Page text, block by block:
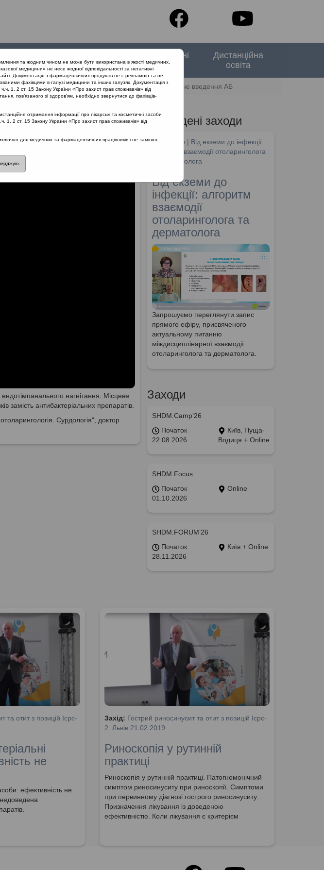
проекту
Спеціальні
випуски
Дистанційна
освіта
Перфоративний гострий отит: ендотімпамальне введення АБ
нагнітання. Місцеве
замість антибактеріальних препаратів.
Сурдологія", доктор
Проведені заходи
SHDM.info | Від екземи до інфекції:
алгоритм взаємодії отоларинголога
та дерматолога
Від екземи до
інфекції: алгоритм
взаємодії
отоларинголога та
дерматолога
Запрошуємо переглянути запис
прямого ефіру, присвяченого
актуальному питанню
міждисциплінарної взаємодії
отоларинголога та дерматолога.
Заходи
SHDM.Camp’26
Початок
22.08.2026
Київ, Пуща-
Водиця + Online
SHDM.Focus
Початок
01.10.2026
Online
SHDM.FORUM’26
Початок
28.11.2026
Київ + Online
та отит з позицій Icpc-
не
ефективність не
Захід: Гострий риносинусит та отит з позицій Icpc-
2. Львів 21.02.2019
Риноскопія у рутинній
практиці
Риноскопія у рутинній практиці. Патогномонічний
симптом риносинуситу при риноскопії. Симптоми
при первинному діагнозі гострого риносинуситу.
Призначення лікування із доведеною
ефективністю. Коли лікування є критерієм
та жодним чином не може бути використана в якості медичних,
медицини» не несе жодної відповідальності за негативні
Документація з фармацевтичних продуктів не є рекламою та не
фахівцями в галузі медицини та інших галузях. Документація з
1, 2 ст. 15 Закону України «Про захист прав споживачів» від
пов’язаного зі здоров’ям, необхідно звернутися до фахівців-
отримання інформації про лікарські та косметичні засоби
1, 2 ст. 15 Закону України «Про захист прав споживачів» від
для медичних та фармацевтичних працівників і не замінює